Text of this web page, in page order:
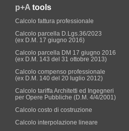
p+A tools
Calcolo fattura professionale
Calcolo parcella D.Lgs.36/2023
(ex D.M. 17 giugno 2016)
Calcolo parcella DM 17 giugno 2016
(ex D.M. 143 del 31 ottobre 2013)
Calcolo compenso professionale
(ex D.M. 140 del 20 luglio 2012)
Calcolo tariffa Architetti ed Ingegneri
per Opere Pubbliche (D.M. 4/4/2001)
Calcolo costo di costruzione
Calcolo interpolazione lineare